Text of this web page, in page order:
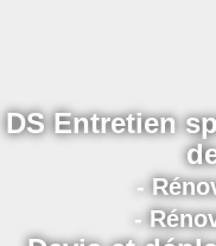
DS Entretien
-
-